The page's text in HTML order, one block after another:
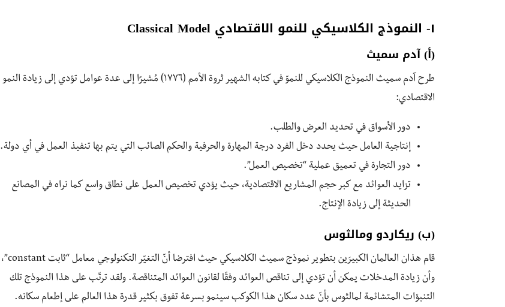
١- النموذج الكلاسيكي للنمو الاقتصادي Classical Model
(أ) آدم سميث
طرح آدم سميث النموذج الكلاسيكي للنموّ في كتابه الشهير ثروة الأمم (١٧٧٦) مُشيرًا إلى عدة عوامل تؤدي إلى زيادة النمو
الاقتصادي:
دور الأسواق في تحديد العرض والطلب.
إنتاجية العامل حيث يحدد دخل الفرد درجة المهارة والحرفية والحكم الصائب التي يتم بها تنفيذ العمل في أي دولة.
دور التجارة في تعميق عملية “تخصيص العمل”.
تزايد العوائد مع كبر حجم المشاريع الاقتصادية، حيث يؤدي تخصيص العمل على نطاق واسع كما نراه في المصانع
الحديثة إلى زيادة الإنتاج.
(ب) ريكاردو ومالثوس
قام هذان العالمان الكبيرَين بتطوير نموذج سميث الكلاسيكي حيث افترضا أنّ التغيّر التكنولوجي معامل “ثابت constant”،
وأن زيادة المدخلات يمكن أن تؤدي إلى تناقص العوائد وفقًا لقانون العوائد المتناقصة. ولقد ترتّب على هذا النموذج تلك
التنبؤات المتشائمة لمالثوس بأنّ عدد سكان هذا الكوكب سينمو بسرعة تفوق بكثير قدرة هذا العالم على إطعام سكانه.